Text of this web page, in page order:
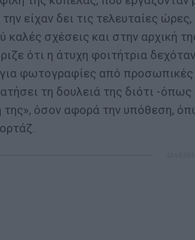
είχαν δει τις τελευταίες
καλές σχέσεις και στην αρχική
ότι η άτυχη φοιτήτρια
φωτογραφίες από προσωπικές
τη δουλειά της διότι -όπως
της», όσον αφορά την υπόθεση,